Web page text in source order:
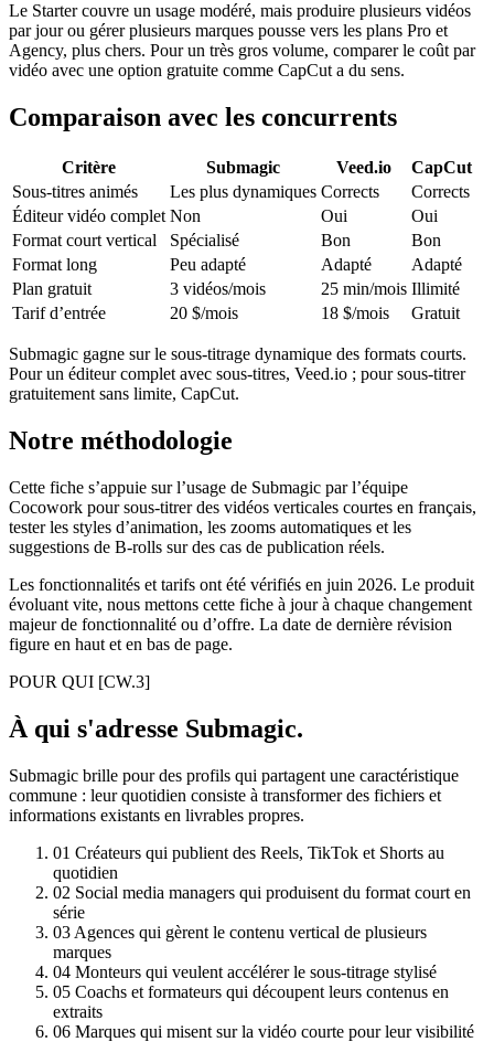
Le Starter couvre un usage modéré, mais produire plusieurs vidéos
par jour ou gérer plusieurs marques pousse vers les plans Pro et
Agency, plus chers. Pour un très gros volume, comparer le coût par
vidéo avec une option gratuite comme CapCut a du sens.
Comparaison avec les concurrents
Critère Submagic Veed.io
CapCut
Sous-titres animés
Les plus dynamiques Corrects
Corrects
Éditeur vidéo complet Non Oui
Oui
Format court vertical
Spécialisé Bon
Bon
Format long
Peu adapté Adapté
Adapté
Plan gratuit
3 vidéos/mois 25 min/mois Illimité
Tarif d’entrée
20 $/mois 18 $/mois Gratuit
Submagic gagne sur le sous-titrage dynamique des formats courts.
Pour un éditeur complet avec sous-titres, Veed.io ; pour sous-titrer
gratuitement sans limite, CapCut.
Notre méthodologie
Cette fiche s’appuie sur l’usage de Submagic par l’équipe
Cocowork pour sous-titrer des vidéos verticales courtes en français,
tester les styles d’animation, les zooms automatiques et les
suggestions de B-rolls sur des cas de publication réels.
Les fonctionnalités et tarifs ont été vérifiés en juin 2026. Le produit
évoluant vite, nous mettons cette fiche à jour à chaque changement
majeur de fonctionnalité ou d’offre. La date de dernière révision
figure en haut et en bas de page.
POUR QUI [CW.3]
À qui s'adresse Submagic.
Submagic brille pour des profils qui partagent une caractéristique
commune : leur quotidien consiste à transformer des fichiers et
informations existants en livrables propres.
01 Créateurs qui publient des Reels, TikTok et Shorts au
quotidien
02 Social media managers qui produisent du format court en
série
03 Agences qui gèrent le contenu vertical de plusieurs
marques
04 Monteurs qui veulent accélérer le sous-titrage stylisé
05 Coachs et formateurs qui découpent leurs contenus en
extraits
06 Marques qui misent sur la vidéo courte pour leur visibilité